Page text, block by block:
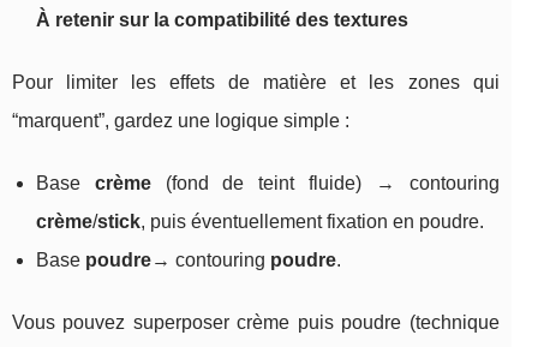
À retenir sur la compatibilité des textures
Pour limiter les effets de matière et les zones qui
“marquent”, gardez une logique simple :
Base crème(fond de teint fluide) → contouring
crème/stick, puis éventuellement fixation en poudre.
Base poudre→ contouring poudre.
Vous pouvez superposer crème puis poudre (technique